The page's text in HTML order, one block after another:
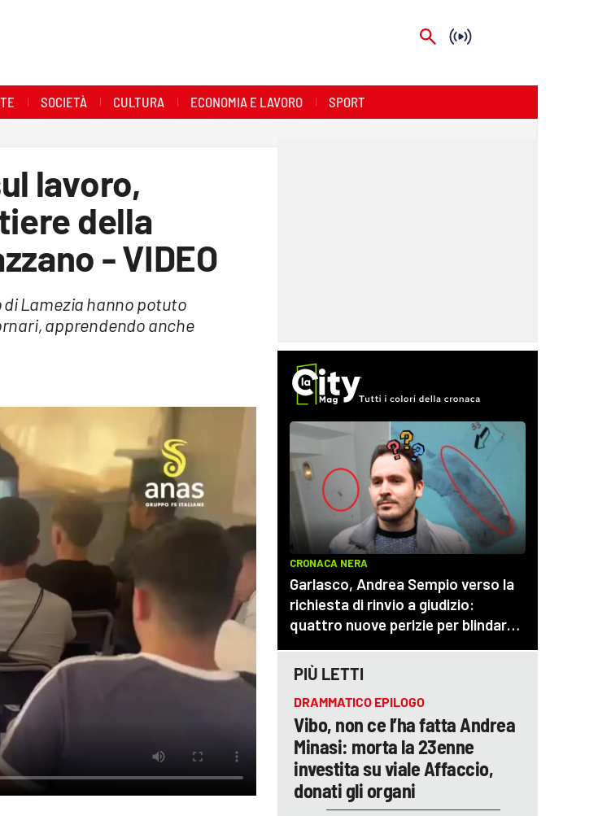
SOCIETÀ CULTURA ECONOMIA E LAVORO SPORT
lavoro,
della
- VIDEO
di Lamezia hanno potuto
apprendendo anche
PIÙ LETTI
DRAMMATICO EPILOGO
Vibo, non ce l’ha fatta Andrea
Minasi: morta la 23enne
investita su viale Affaccio,
donati gli organi